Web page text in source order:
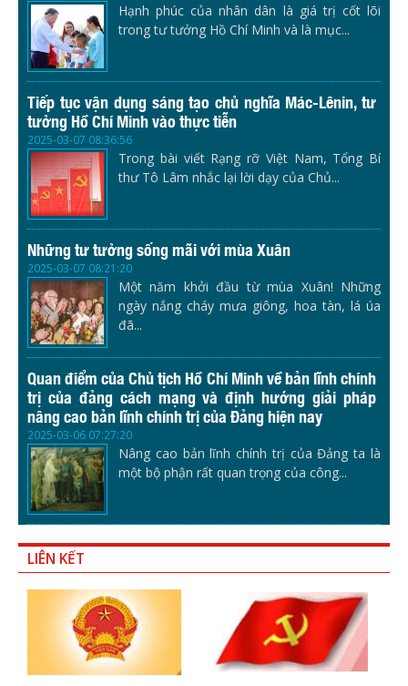
Hạnh phúc của nhân dân là giá trị cốt lõi
trong tư tưởng Hồ Chí Minh và là mục...
Tiếp tục vận dụng sáng tạo chủ nghĩa Mác-Lênin, tư
tưởng Hồ Chí Minh vào thực tiễn
2025-03-07 08:36:56
Trong bài viết Rạng rỡ Việt Nam, Tổng Bí
thư Tô Lâm nhắc lại lời dạy của Chủ...
Những tư tưởng sống mãi với mùa Xuân
2025-03-07 08:21:20
Một năm khởi đầu từ mùa Xuân! Những
ngày nắng cháy mưa giông, hoa tàn, lá úa
đã...
Quan điểm của Chủ tịch Hồ Chí Minh về bản lĩnh chính
trị của đảng cách mạng và định hướng giải pháp
nâng cao bản lĩnh chính trị của Đảng hiện nay
2025-03-06 07:27:20
Nâng cao bản lĩnh chính trị của Đảng ta là
một bộ phận rất quan trọng của công...
LIÊN KẾT